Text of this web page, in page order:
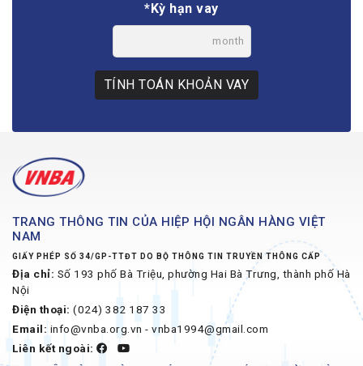
*Kỳ hạn vay
month
TÍNH TOÁN KHOẢN VAY
TRANG THÔNG TIN CỦA HIỆP HỘI NGÂN HÀNG VIỆT
NAM
GIẤY PHÉP SỐ 34/GP-TTĐT DO BỘ THÔNG TIN TRUYỀN THÔNG CẤP
Địa chỉ: Số 193 phố Bà Triệu, phường Hai Bà Trưng, thành phố Hà
Nội
Điện thoại: (024) 382 187 33
Email: info@vnba.org.vn - vnba1994@gmail.com
Liên kết ngoài: